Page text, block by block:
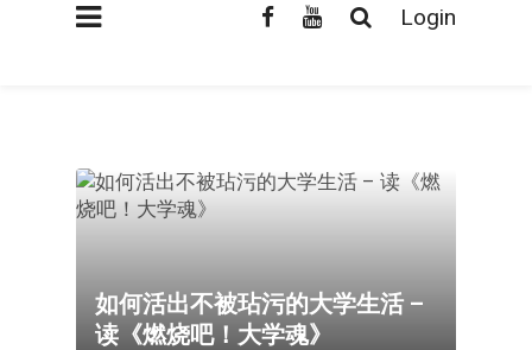
Login
如何活出不被玷污的大学生活 –
读《燃烧吧！大学魂》